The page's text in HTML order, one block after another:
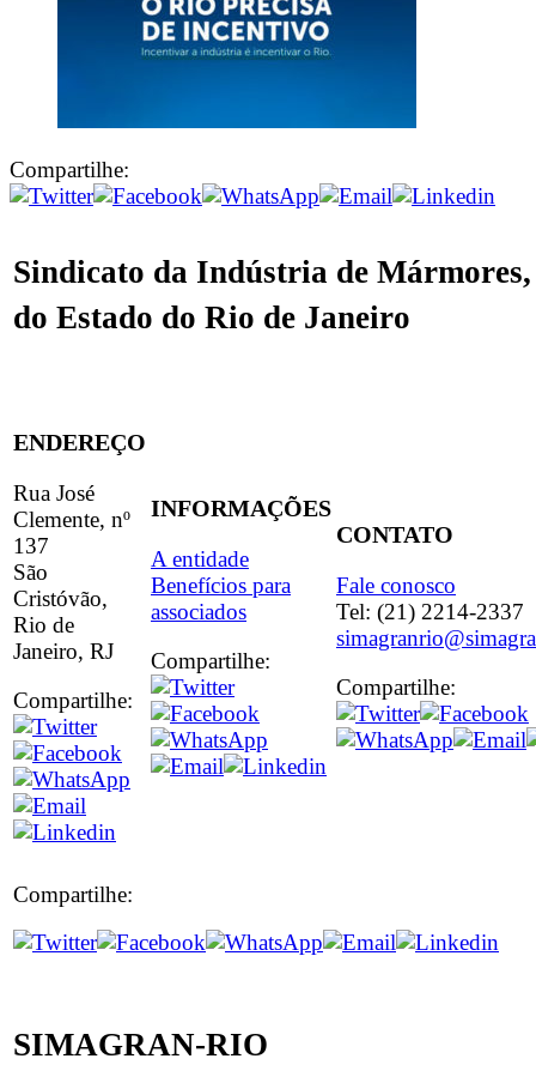
Compartilhe:
Sindicato da Indústria de
do Estado do Rio de Janeiro
ENDEREÇO
Rua José
Clemente, nº
137
São
Cristóvão,
Rio de
Janeiro, RJ
Compartilhe:
INFORMAÇÕES
A entidade
Benefícios para
associados
Compartilhe:
CONTATO
Fale conosco
Tel: (21) 2214-2337
Compartilhe:
Compartilhe:
SIMAGRAN-RIO